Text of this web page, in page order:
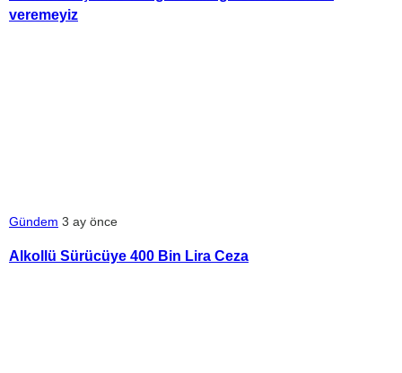
veremeyiz
Gündem 3 ay önce
Alkollü Sürücüye 400 Bin Lira Ceza